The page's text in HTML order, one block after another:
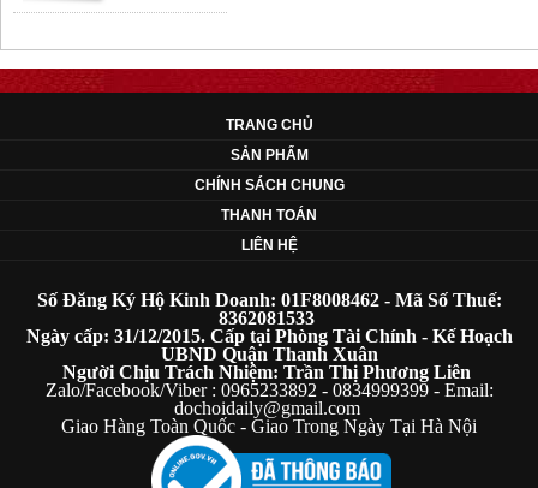
đơn giản cho ...
352.000 VNĐ
OT35 robot lắp
ráp nhấc chân di
OT36 oto mô hình
đơn giản có ...
75.000 VNĐ
OT5 ôtô mô hình
lắp ghép đơn ...
78.000 VNĐ
TRANG CHỦ
SẢN PHẨM
CHÍNH SÁCH CHUNG
THANH TOÁN
LIÊN HỆ
Số Đăng Ký Hộ Kinh Doanh: 01F8008462 - Mã Số Thuế:
8362081533
Ngày cấp: 31/12/2015. Cấp tại Phòng Tài Chính - Kế Hoạch
UBND Quận Thanh Xuân
Người Chịu Trách Nhiệm: Trần Thị Phương Liên
Zalo/Facebook/Viber : 0965233892 - 0834999399 - Email:
dochoidaily@gmail.com
Giao Hàng Toàn Quốc - Giao Trong Ngày Tại Hà Nội